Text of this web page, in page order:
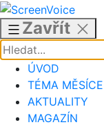
Přejít
obsahu
Zavřít
ÚVOD
TÉMA MĚSÍCE
AKTUALITY
MAGAZÍN